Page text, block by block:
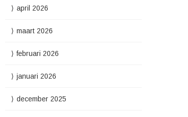
april 2026
maart 2026
februari 2026
januari 2026
december 2025